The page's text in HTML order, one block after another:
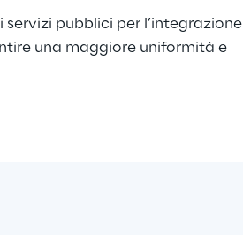
pubblici per l’integrazione
una maggiore uniformità e